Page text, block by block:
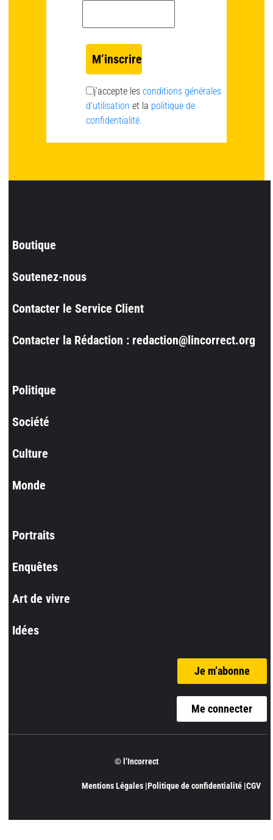
j’accepte les conditions générales
d’utilisation et la politique de
confidentialité.
Boutique
Soutenez-nous
Contacter le Service Client
Contacter la Rédaction : redaction@lincorrect.org
Politique
Société
Culture
Monde
Portraits
Enquêtes
Art de vivre
Idées
Je m’abonne
Me connecter
© l’Incorrect
Mentions Légales |Politique de confidentialité |CGV